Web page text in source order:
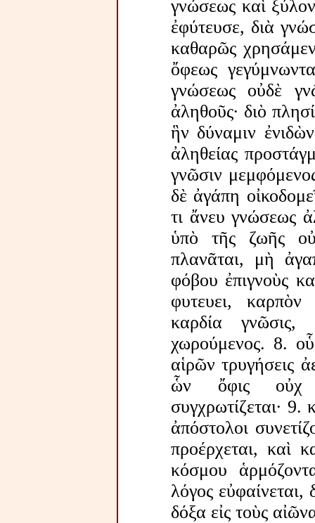
γνώσεως καὶ
ἐφύτευσε, διὰ
καθαρῶς
ὄφεως
γνώσεως οὐδὲ
ἀληθοῦς· διὸ
ἣν δύναμιν
ἀληθείας
γνῶσιν
δὲ ἀγάπη
τι ἄνευ γνώσεως
ὑπὸ τῆς ζωῆς
πλανᾶται, μὴ
φόβου ἐπιγνοὺς
φυτευει,
καρδία
χωρούμενος. 8.
αἱρῶν τρυγήσεις
ὧν ὄφις οὐχ
συγχρωτίζεται· 9.
ἀπόστολοι
προέρχεται, καὶ
κόσμου
λόγος εὐφαίνεται,
δόξα εἰς τοὺς